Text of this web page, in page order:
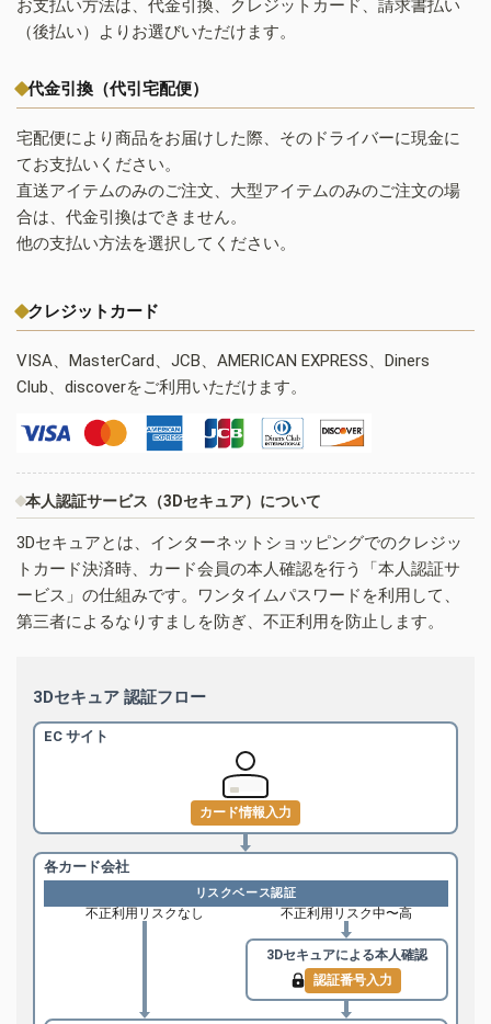
お支払い方法は、代金引換、クレジットカード、請求書払い
（後払い）よりお選びいただけます。
代金引換（代引宅配便）
宅配便により商品をお届けした際、そのドライバーに現金に
てお支払いください。
直送アイテムのみのご注文、大型アイテムのみのご注文の場
合は、代金引換はできません。
他の支払い方法を選択してください。
クレジットカード
VISA、MasterCard、JCB、AMERICAN EXPRESS、Diners
Club、discoverをご利用いただけます。
本人認証サービス（3Dセキュア）について
3Dセキュアとは、インターネットショッピングでのクレジッ
トカード決済時、カード会員の本人確認を行う「本人認証サ
ービス」の仕組みです。ワンタイムパスワードを利用して、
第三者によるなりすましを防ぎ、不正利用を防止します。
3Dセキュア 認証フロー
EC サイト
カード情報入力
各カード会社
リスクベース認証
不正利用リスクなし 不正利用リスク中〜高
3Dセキュアによる本人確認
認証番号入力